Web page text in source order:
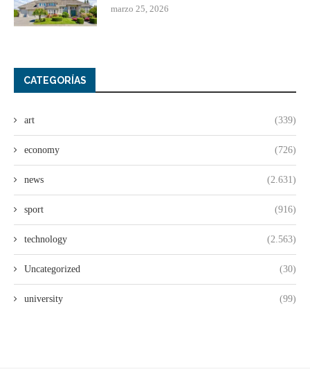
marzo 25, 2026
CATEGORÍAS
art (339)
economy (726)
news (2.631)
sport (916)
technology (2.563)
Uncategorized (30)
university (99)